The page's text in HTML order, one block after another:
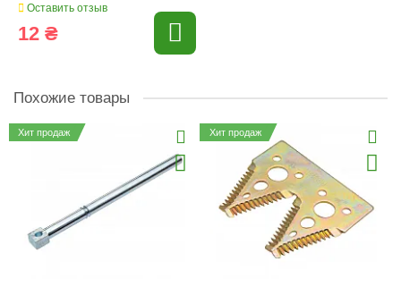
Оставить отзыв
12 ₴
Похожие товары
Хит продаж Хит продаж